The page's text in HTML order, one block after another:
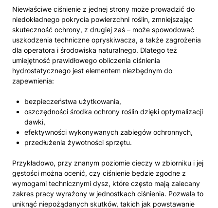
Niewłaściwe ciśnienie z jednej strony może prowadzić do
niedokładnego pokrycia powierzchni roślin, zmniejszając
skuteczność ochrony, z drugiej zaś – może spowodować
uszkodzenia techniczne opryskiwacza, a także zagrożenia
dla operatora i środowiska naturalnego. Dlatego też
umiejętność prawidłowego obliczenia ciśnienia
hydrostatycznego jest elementem niezbędnym do
zapewnienia:
bezpieczeństwa użytkowania,
oszczędności środka ochrony roślin dzięki optymalizacji
dawki,
efektywności wykonywanych zabiegów ochronnych,
przedłużenia żywotności sprzętu.
Przykładowo, przy znanym poziomie cieczy w zbiorniku i jej
gęstości można ocenić, czy ciśnienie będzie zgodne z
wymogami technicznymi dysz, które często mają zalecany
zakres pracy wyrażony w jednostkach ciśnienia. Pozwala to
uniknąć niepożądanych skutków, takich jak powstawanie